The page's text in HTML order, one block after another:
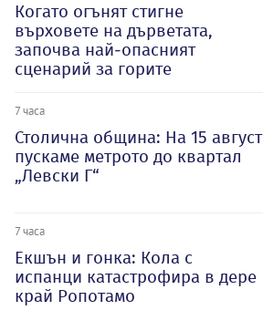
Когато огънят стигне
върховете на дърветата,
започва най-опасният
сценарий за горите
7 часа
Столична община: На 15 август
пускаме метрото до квартал
„Левски Г“
7 часа
Екшън и гонка: Кола с
испанци катастрофира в дере
край Ропотамо